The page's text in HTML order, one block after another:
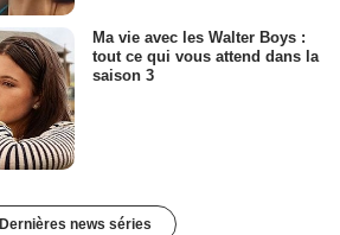
Ma vie avec les Walter Boys :
tout ce qui vous attend dans la
saison 3
Dernières news séries